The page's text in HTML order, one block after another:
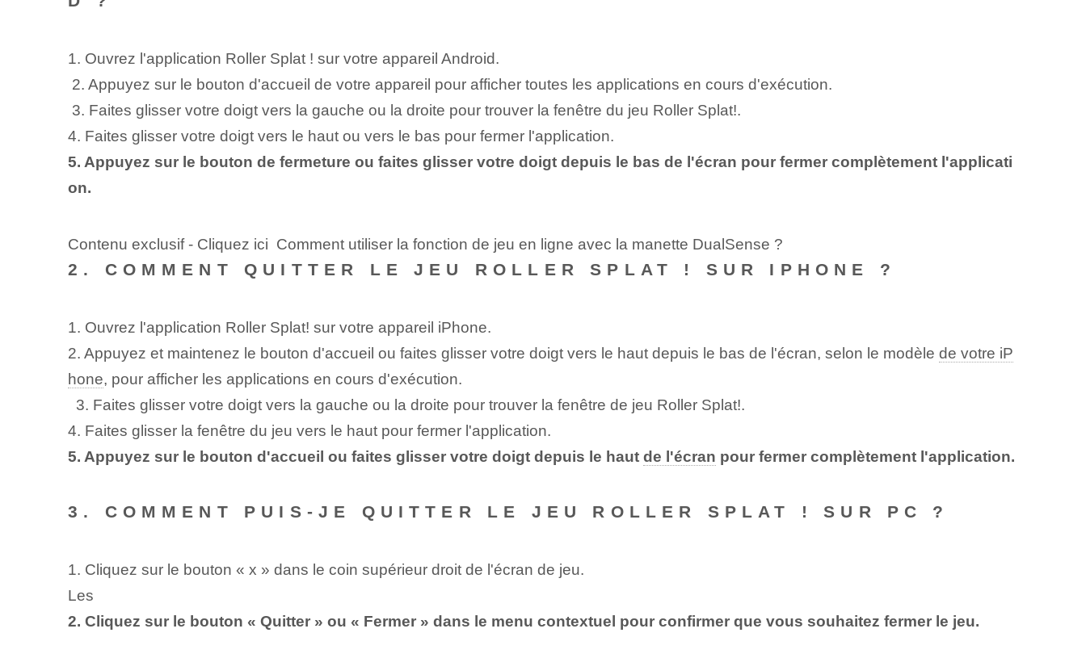
1.⁢ Ouvrez​ l'application⁤ Roller‌ Splat ! sur votre appareil Android.
⁢ 2. Appuyez sur le bouton d'accueil de votre appareil pour afficher toutes les applications en cours d'exécution.
⁢ 3. Faites glisser votre doigt vers la gauche ou la droite pour trouver la fenêtre du jeu Roller Splat!.
4. Faites glisser votre doigt vers le haut ou vers le bas pour fermer l'application.
5. Appuyez sur le bouton de fermeture ou faites glisser votre doigt depuis le bas de l'écran pour fermer complètement l'applicati
on.
Contenu exclusif - Cliquez ici Comment utiliser la fonction de jeu en ligne avec la manette DualSense ?
2. COMMENT QUITTER LE JEU ROLLER​ SPLAT ! SUR IPHONE ?
1. Ouvrez l'application Roller Splat!⁣ sur votre‍ appareil iPhone.
2.‌ Appuyez et maintenez le bouton d'accueil⁣ ou faites glisser votre doigt vers le haut depuis le bas de l'écran,⁤ selon⁤ le modèle de votre iP
hone, pour afficher les applications en cours d'exécution.
‍ ‍ 3. Faites glisser votre doigt vers la gauche ou la droite pour trouver la fenêtre de jeu Roller⁣ Splat!.
4. Faites glisser la fenêtre du jeu vers le haut pour fermer l'application.
5. Appuyez sur le bouton d'accueil ou faites glisser votre doigt depuis le haut de l'écran ⁢pour fermer complètement ⁣l'application.
3. COMMENT PUIS-JE QUITTER LE JEU ROLLER SPLAT ! SUR PC ?
1. Cliquez sur le bouton « x » dans le coin supérieur droit de l'écran de jeu.
Les
2. Cliquez sur le bouton « Quitter » ou « Fermer » dans le menu contextuel pour confirmer que vous souhaitez fermer le jeu.